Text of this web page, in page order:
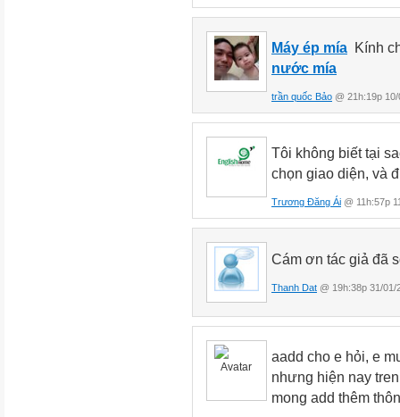
Máy ép mía Kính
nước mía
trần quốc Bảo @ 21h:19p
Tôi không biết tại
chọn giao diện, và
Trương Đăng Ái @ 11h:57p
Cám ơn tác giả đã
Thanh Dat @ 19h:38p 31/01/
aadd cho e hỏi, e
nhưng hiện nay
mong add thêm